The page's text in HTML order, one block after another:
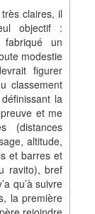
claires, il
objectif :
un
modestie
figurer
classement
la
et me
(distances
altitude,
et barres et
ravito), bref
qu’à suivre
la première